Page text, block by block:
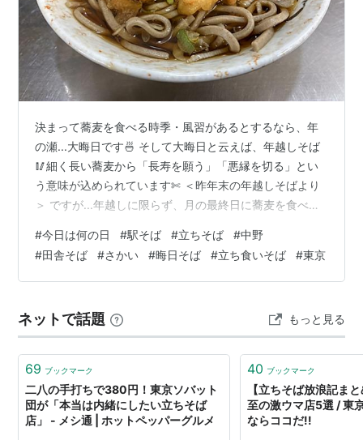
決まって蕎麦を食べる時季・風習があるとするなら、年
の瀬...大晦日です🍜 そして大晦日と云えば、年越しそば
🥢細く長い蕎麦から「長寿を願う」「悪縁を切る」とい
う意味が込められています✄ ＜昨年末の年越しそばより
＞ ですが...年越しに限らず、月の最終日に蕎麦を食べて
あります📝 限られた人しか口にできない高価な食材なら
まだしも、庶民的な蕎麦を食べてゲンを担ぐなんて、今
にも通ずる、残したい食文化だと思います📝 と云うこと
います👇 田舎そばうどん『かさい』 ＜黄色い看板が目印
＞ 凍えるような寒さが続くと…
#今日は何の日 #駅そば #立ちそば #中野
#田舎そば #さかい #晦日そば #立ち食いそば #東京
ネットで話題 もっと見る
69 ブックマーク
二八の手打ちで380円！東京ソバット
団が「本当は内緒にしたい立ちそば
店」 - メシ通 | ホットペッパーグルメ
40 ブックマーク
【立ちそば放浪記ま
至の激ウマ店5選 / 東
ならココだ!!